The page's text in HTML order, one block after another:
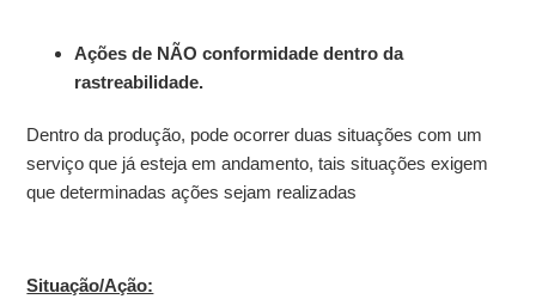
Ações de NÃO conformidade dentro da
rastreabilidade.
Dentro da produção, pode ocorrer duas situações com um
serviço que já esteja em andamento, tais situações exigem
que determinadas ações sejam realizadas
Situação/Ação: